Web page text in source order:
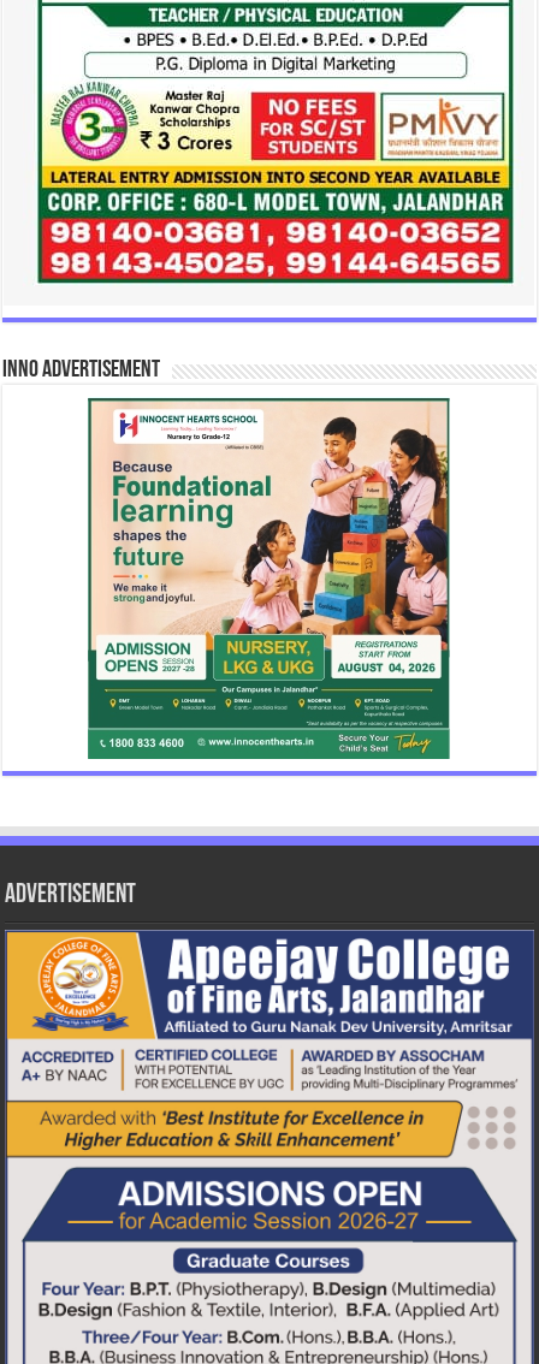
INNO Advertisement
Advertisement